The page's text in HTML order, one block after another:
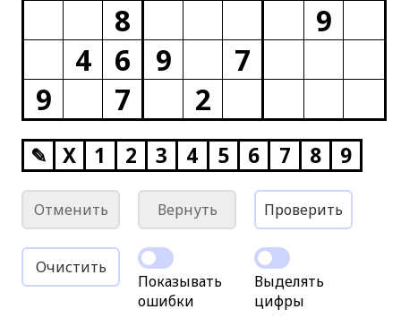
8
9
4
6 9
7
9
7 2
✎ X 1 2 3 4 5 6 7 8 9
Отменить Вернуть Проверить
Очистить
Показывать
ошибки
Выделять
цифры